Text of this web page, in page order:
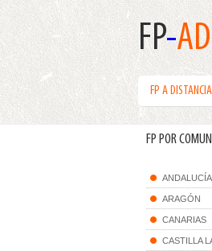
FP-
FP A DISTANCIA
FP POR
ANDALUCÍA
ARAGÓN
CANARIAS
CASTILLA